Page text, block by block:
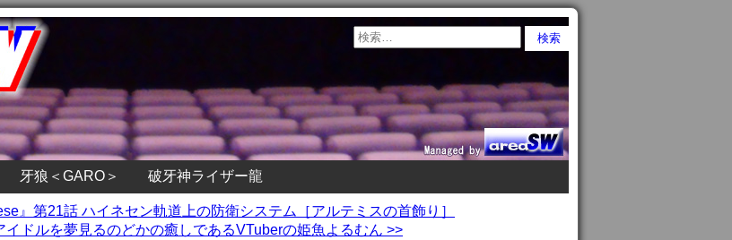
牙狼＜GARO＞ 破牙神ライザー龍
』第21話 ハイネセン軌道上の防衛システム［アルテミスの首飾り］
イドルを夢見るのどかの癒しであるVTuberの姫魚よるむん >>